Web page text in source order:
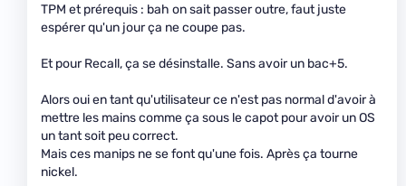
TPM et prérequis : bah on sait passer outre, faut juste
espérer qu'un jour ça ne coupe pas.
Et pour Recall, ça se désinstalle. Sans avoir un bac+5.
Alors oui en tant qu'utilisateur ce n'est pas normal d'avoir à
mettre les mains comme ça sous le capot pour avoir un OS
un tant soit peu correct.
Mais ces manips ne se font qu'une fois. Après ça tourne
nickel.